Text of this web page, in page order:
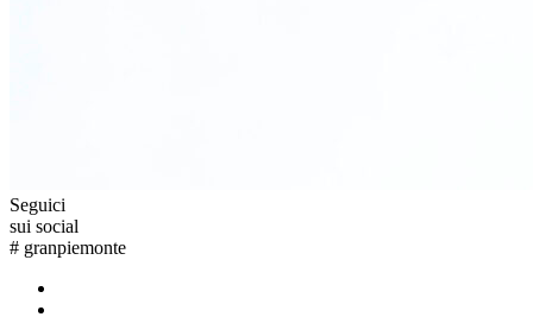
Seguici
sui social
# granpiemonte